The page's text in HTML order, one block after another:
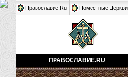
Православие.Ru Поместные Церкви
ПРАВОСЛАВИЕ.RU